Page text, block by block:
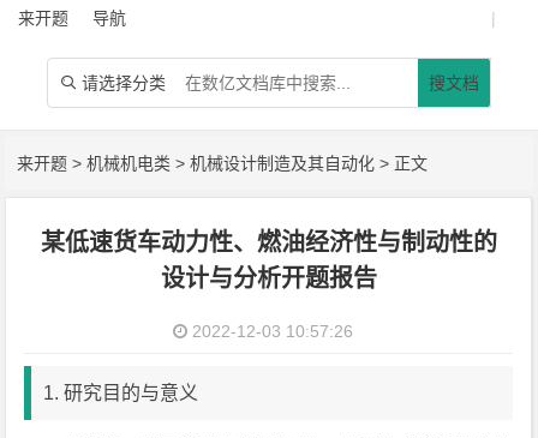
来开题 导航 |
 请选择分类 搜文档
来开题 >机械机电类 >机械设计制造及其自动化 > 正文
某低速货车动力性、燃油经济性与制动性的
设计与分析开题报告
2022-12-03 10:57:26
1. 研究目的与意义